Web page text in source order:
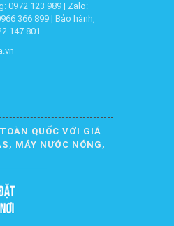
0972 123 989 | Zalo:
366 899 | Bảo hành,
147 801
QUỐC VỚI GIÁ
MÁY NƯỚC NÓNG,